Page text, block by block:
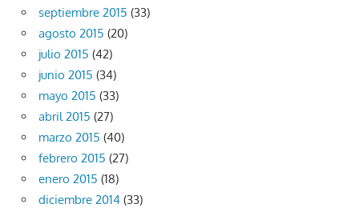
septiembre 2015 (33)
agosto 2015 (20)
julio 2015 (42)
junio 2015 (34)
mayo 2015 (33)
abril 2015 (27)
marzo 2015 (40)
febrero 2015 (27)
enero 2015 (18)
diciembre 2014 (33)